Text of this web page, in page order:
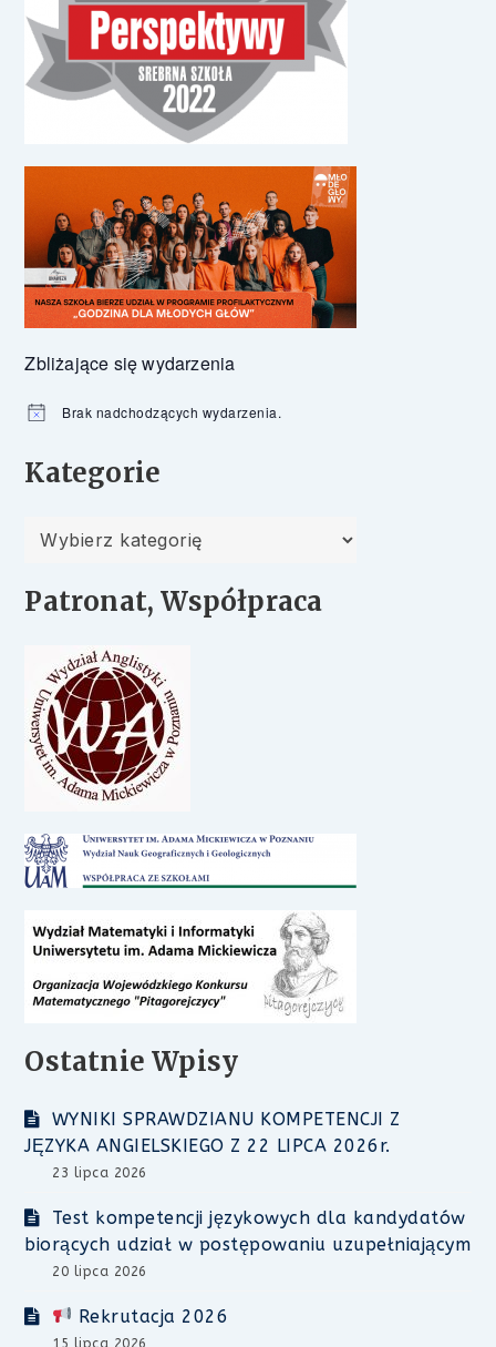
Zbliżające się wydarzenia
Powiadomienie
Brak nadchodzących wydarzenia.
Kategorie
Kategorie
Patronat, Współpraca
Ostatnie Wpisy
WYNIKI SPRAWDZIANU KOMPETENCJI Z
JĘZYKA ANGIELSKIEGO Z 22 LIPCA 2026r.
23 lipca 2026
Test kompetencji językowych dla kandydatów
biorących udział w postępowaniu uzupełniającym
20 lipca 2026
Rekrutacja 2026
15 lipca 2026